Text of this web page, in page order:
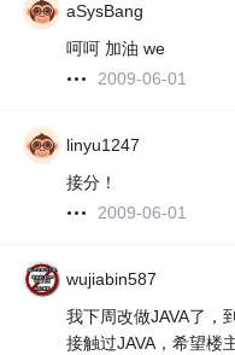
aSysBang
呵呵 加油 we
2009-06-01
linyu1247
接分！
2009-06-01
wujiabin587
我下周改做JAVA了，
接触过JAVA，希望楼